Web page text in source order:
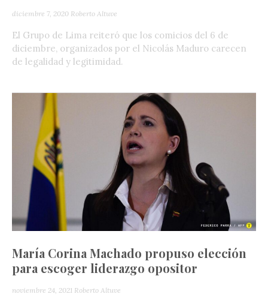
diciembre 7, 2020 Roberto Altuve
El Grupo de Lima reiteró que los comicios del 6 de
diciembre, organizados por el Nicolás Maduro carecen
de legalidad y legitimidad.
María Corina Machado propuso elección
para escoger liderazgo opositor
noviembre 24, 2021 Roberto Altuve